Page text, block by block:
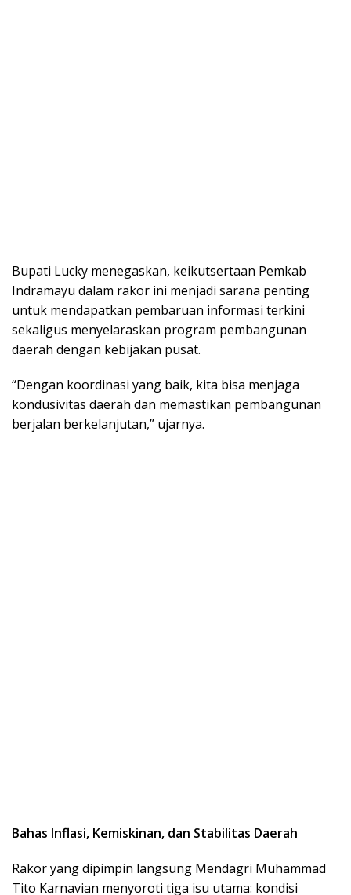
Bupati Lucky menegaskan, keikutsertaan Pemkab
Indramayu dalam rakor ini menjadi sarana penting
untuk mendapatkan pembaruan informasi terkini
sekaligus menyelaraskan program pembangunan
daerah dengan kebijakan pusat.
“Dengan koordinasi yang baik, kita bisa menjaga
kondusivitas daerah dan memastikan pembangunan
berjalan berkelanjutan,” ujarnya.
Bahas Inflasi, Kemiskinan, dan Stabilitas Daerah
Rakor yang dipimpin langsung Mendagri Muhammad
Tito Karnavian menyoroti tiga isu utama: kondisi